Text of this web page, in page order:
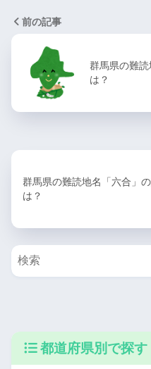
前の記事
群馬県の難
は？
群馬県の難読地名「六合」
は？
都道府県別で探す